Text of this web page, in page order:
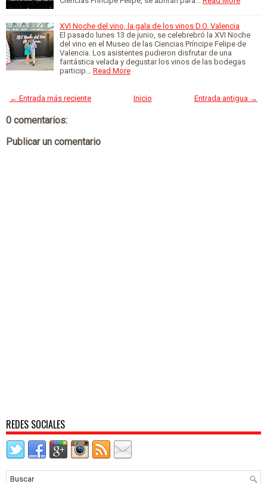
XVI Noche del vino, la gala de los vinos D.O. Valencia
El pasado lunes 13 de junio, se celebrebró la XVI Noche
del vino en el Museo de las Ciencias Príncipe Felipe de
Valencia. Los asistentes pudieron disfrutar de una
fantástica velada y degustar los vinos de las bodegas
particip…
Read More
← Entrada más reciente Entrada antigua →
Inicio
0 comentarios:
Publicar un comentario
REDES SOCIALES